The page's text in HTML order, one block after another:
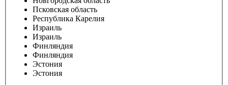
Псковская область
Республика Карелия
Израиль
Израиль
Финляндия
Финляндия
Эстония
Эстония